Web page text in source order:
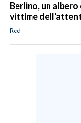
Berlino, un albero
vittime
Red